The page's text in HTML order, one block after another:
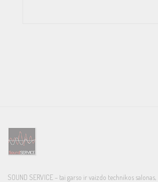
SOUND SERVICE – tai garso ir vaizdo technikos salonas,